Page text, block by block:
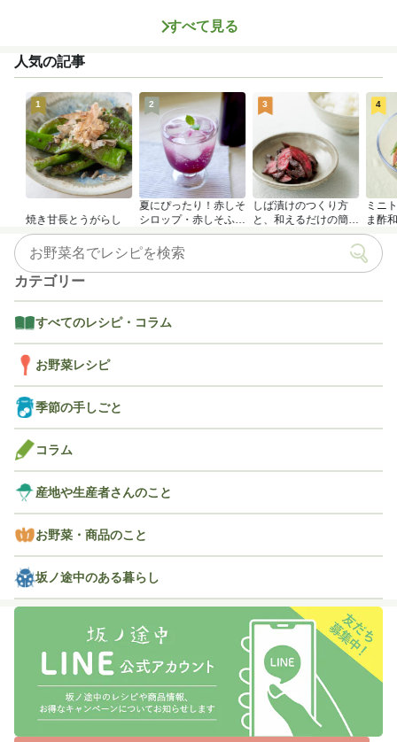
すべて見る
人気の記事
1
焼き甘長とうがらし
2
夏にぴったり！赤しそ
シロップ・赤しそふり
かけのつくり方
3
しば漬けのつくり方
と、和えるだけの簡単
アレンジレシピ
4
ミニ
ま酢
カテゴリー
すべてのレシピ・コラム
お野菜レシピ
季節の手しごと
コラム
産地や生産者さんのこと
お野菜・商品のこと
坂ノ途中のある暮らし